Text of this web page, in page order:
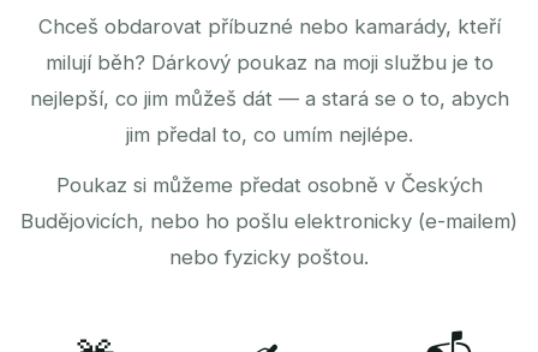
Chceš obdarovat příbuzné nebo kamarády, kteří
milují běh? Dárkový poukaz na moji službu je to
nejlepší, co jim můžeš dát — a stará se o to, abych
jim předal to, co umím nejlépe.
Poukaz si můžeme předat osobně v Českých
Budějovicích, nebo ho pošlu elektronicky (e-mailem)
nebo fyzicky poštou.